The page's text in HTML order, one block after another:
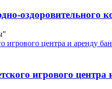
оздоровительного
игрового